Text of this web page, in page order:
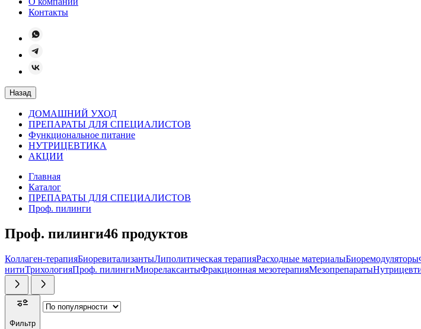
Контакты
Назад
ДОМАШНИЙ УХОД
ПРЕПАРАТЫ ДЛЯ СПЕЦИАЛИСТОВ
Функциональное питание
НУТРИЦЕВТИКА
АКЦИИ
Главная
Каталог
ПРЕПАРАТЫ ДЛЯ СПЕЦИАЛИСТОВ
Проф. пилинги
Проф. пилинги46 продуктов
Коллаген-терапияБиоревитализантыЛиполитическая терапияРасходные материалыБиоремодуляторы
нитиТрихологияПроф. пилингиМиорелаксантыФракционная мезотерапияМезопрепараты
Фильтр